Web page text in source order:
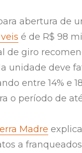
abertura de
é de R$ 98
de giro
unidade deve
entre 14% e
o período de
Madre
a